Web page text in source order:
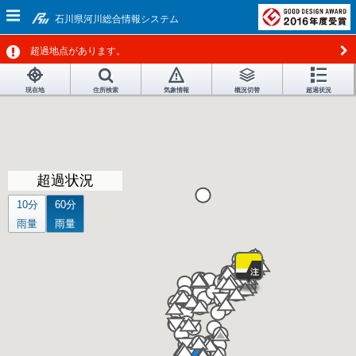
石川県河川総合情報システム
超過地点があります。
現在地 住所検索 気象情報 概況切替 超過状況
10分
雨量
60分
雨量
超過状況